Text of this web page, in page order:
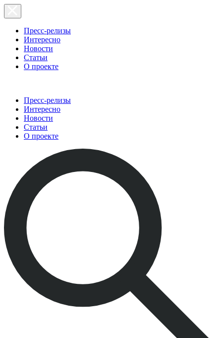
Пресс-релизы
Интересно
Новости
Статьи
О проекте
Пресс-релизы
Интересно
Новости
Статьи
О проекте